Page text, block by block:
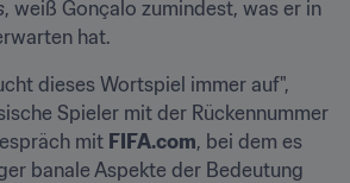
, weiß Gonçalo zumindest, was er in
hat.
dieses Wortspiel immer auf",
Spieler mit der Rückennummer
mit FIFA.com, bei dem es
banale Aspekte der Bedeutung